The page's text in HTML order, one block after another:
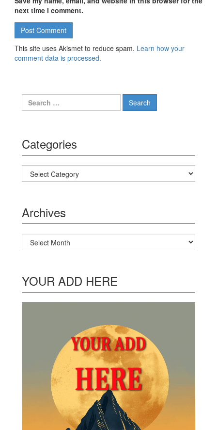
next time I comment.
This site uses Akismet to reduce spam. Learn how your
comment data is processed.
Search for:
Categories
Categories
Archives
Archives
YOUR ADD HERE